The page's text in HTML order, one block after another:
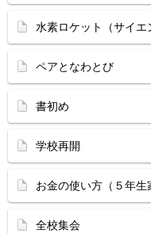
水素ロケット（サイエ
ペアとなわとび
書初め
学校再開
お金の使い方（５年生
全校集会